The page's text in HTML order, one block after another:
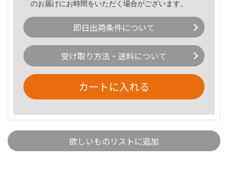
のお届けにお時間をいただく場合がございます。
即日出荷条件について
受け取り方法・送料について
カートに入れる
欲しいものリストに追加